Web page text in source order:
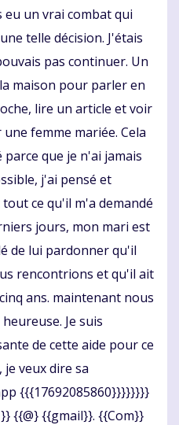
eu un vrai combat qui
telle décision. J'étais
pas continuer. Un
maison pour parler en
lire un article et voir
femme mariée. Cela
que je n'ai jamais
j'ai pensé et
ce qu'il m'a demandé
jours, mon mari est
de lui pardonner qu'il
rencontrions et qu'il ait
ans. maintenant nous
Je suis
de cette aide pour ce
veux dire sa
{{{17692085860}}}}}}}}
{{@} {{gmail}}. {{Com}}